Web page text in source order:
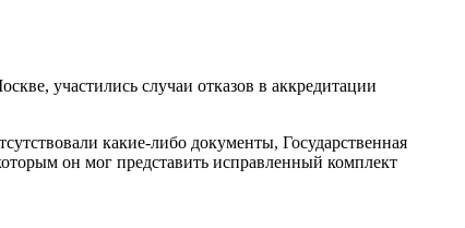
участились случаи отказов в аккредитации
какие-либо документы, Государственная
он мог представить исправленный комплект